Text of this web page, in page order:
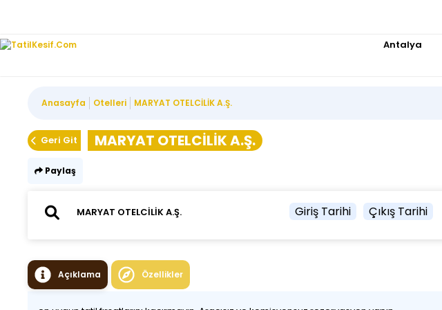
Antalya
Anasayfa Otelleri MARYAT OTELCİLİK A.Ş.
Geri Git MARYAT OTELCİLİK A.Ş.
Paylaş
Giriş Tarihi Çıkış Tarihi
Açıklama Özellikler